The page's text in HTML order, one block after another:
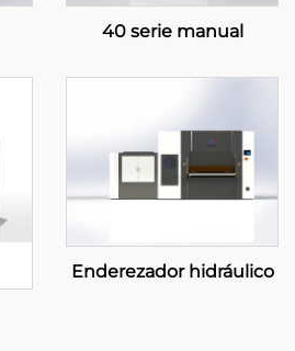
40 serie manual
Enderezador hidráulico